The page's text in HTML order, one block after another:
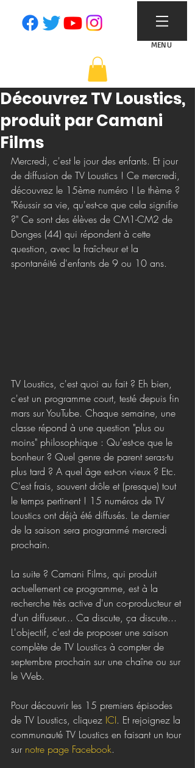
MENU
Découvrez TV Loustics,
produit par Camani
Films
Mercredi, c'est le jour des enfants. Et jour
de diffusion de TV Loustics ! Ce mercredi,
découvrez le 15ème numéro ! Le thème ?
"Réussir sa vie, qu'est-ce que cela signifie
?" Ce sont des élèves de CM1-CM2 de
Donges (44) qui répondent à cette
question, avec la fraîcheur et la
spontanéité d'enfants de 9 ou 10 ans.
TV Loustics, c'est quoi au fait ? Eh bien,
c'est un programme court, testé depuis fin
mars sur YouTube. Chaque semaine, une
classe répond à une question "plus ou
moins" philosophique : Qu'est-ce que le
bonheur ? Quel genre de parent seras-tu
plus tard ? A quel âge est-on vieux ? Etc.
C'est frais, souvent drôle et (presque) tout
le temps pertinent ! 15 numéros de TV
Loustics ont déjà été diffusés. Le dernier
de la saison sera programmé mercredi
prochain.
La suite ? Camani Films, qui produit
actuellement ce programme, est à la
recherche très active d'un co-producteur et
d'un diffuseur... Ca discute, ça discute...
L'objectif, c'est de proposer une saison
complète de TV Loustics à compter de
septembre prochain sur une chaîne ou sur
le Web.
Pour découvrir les 15 premiers épisodes
de TV Loustics, cliquez ICI. Et rejoignez la
communauté TV Loustics en faisant un tour
sur notre page Facebook.